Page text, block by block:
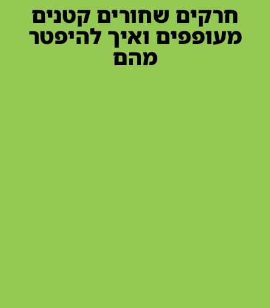
חרקים שחורים קטנים
מעופפים ואיך להיפטר
מהם